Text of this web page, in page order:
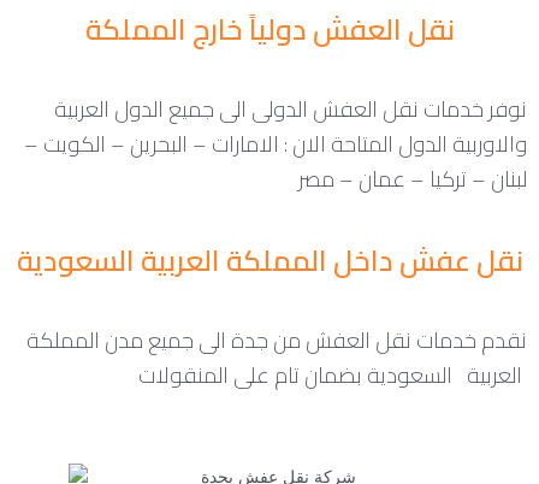
نقل العفش دولياً خارج المملكة
نوفر خدمات نقل العفش الدولى الى جميع الدول العربية
والاوربية الدول المتاحة الان : الامارات – البحرين – الكويت –
لبنان – تركيا – عمان – مصر
نقل عفش داخل المملكة العربية السعودية
نقدم خدمات نقل العفش من جدة الى جميع مدن المملكة